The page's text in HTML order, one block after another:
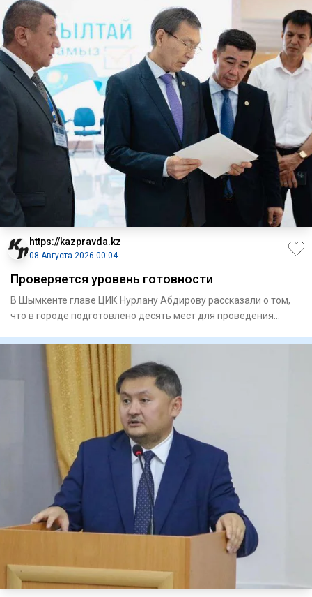
https://kazpravda.kz
08 Августа 2026 00:04
Проверяется уровень готовности
В Шымкенте главе ЦИК Нурлану Абдирову рассказали о том,
что в городе подготовлено десять мест для проведения